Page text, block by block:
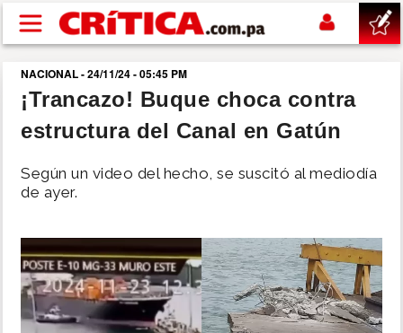
Pasar al contenido principal
buscar
SUCESOS
NACIONAL
SHOW
NACIONAL - 24/11/24 - 05:45 PM
¡Trancazo! Buque choca contra
estructura del Canal en Gatún
Según un video del hecho, se suscitó al mediodía
de ayer.